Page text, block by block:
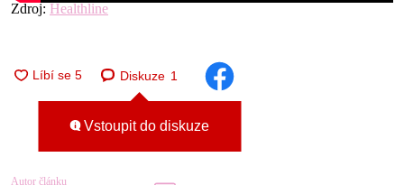
Zdroj: Healthline
Diskuze 1
Vstoupit do diskuze
Autor článku